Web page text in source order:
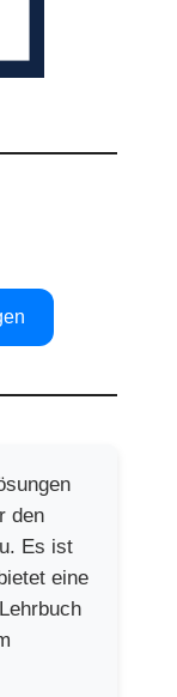
den
Es ist
eine